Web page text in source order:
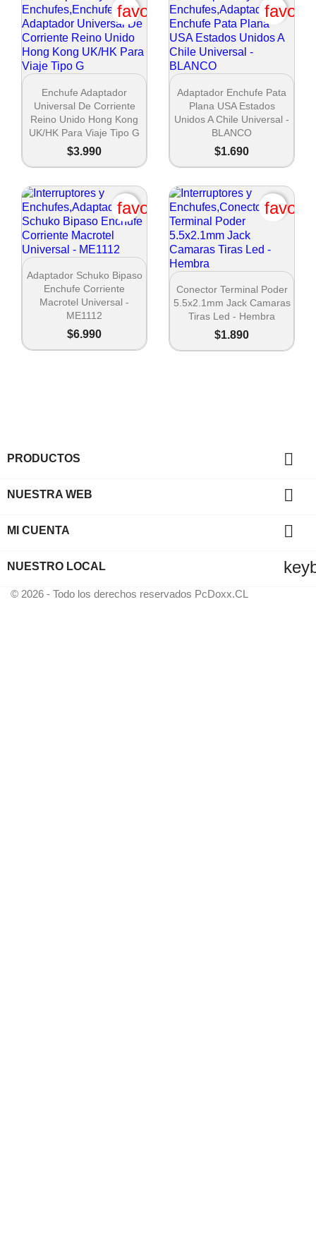
 Vista rápida
Enchufe Adaptador
Universal De Corriente
Reino Unido Hong Kong
UK/HK Para Viaje Tipo G
$3.990
favorite_border
 Vista rápida
Adaptador Enchufe Pata
Plana USA Estados
Unidos A Chile Universal -
BLANCO
$1.690
 Vista rápida
Adaptador Schuko Bipaso
Enchufe Corriente
Macrotel Universal -
ME1112
$6.990
favorite_border
 Vista rápida
Conector Terminal Poder
5.5x2.1mm Jack Camaras
Tiras Led - Hembra
$1.890
PRODUCTOS 
NUESTRA WEB 
MI CUENTA 
NUESTRO LOCAL
© 2026 - Todo los derechos reservados PcDoxx.CL